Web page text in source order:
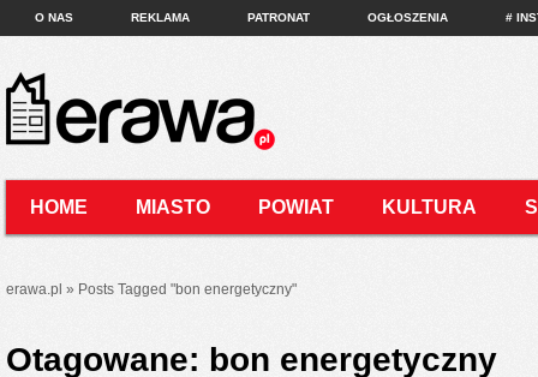
O NAS REKLAMA PATRONAT OGŁOSZENIA #
HOME MIASTO POWIAT KULTURA
erawa.pl » Posts Tagged "bon energetyczny"
Otagowane: bon energetyczny